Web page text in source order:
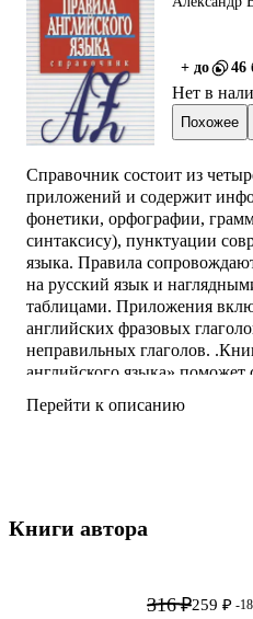
+ до 46
Нет в
Похожее
Справочник состоит из
приложений и содержит
фонетики, орфографии,
синтаксису), пунктуации
языка. Правила
на русский язык и
таблицами. Приложения
английских фразовых
неправильных глаголов.
английского языка» поможет
экзаменам; предназначается
Перейти к описанию
Книги автора
316 ₽259 ₽ -